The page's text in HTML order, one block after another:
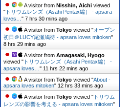
A visitor from Nisshin, Aichi viewed
" トリウムレンズ（Asahi Pentax編） - apsara
loves… " 7 hrs 30 mins ago
A visitor from Tokyo viewed "オープン
初日＠LUCY尾瀬鳩待 - apsara loves mitoken"
8 hrs 29 mins ago
A visitor from Amagasaki, Hyogo
viewed " トリウムレンズ（Asahi Pentax編） -
apsara loves… " 11 hrs 22 mins ago
A visitor from Tokyo viewed "About -
apsara loves mitoken" 12 hrs 33 mins ago
A visitor from Tokyo viewed " トリウム
レンズの影響を考える - apsara loves mitoken"